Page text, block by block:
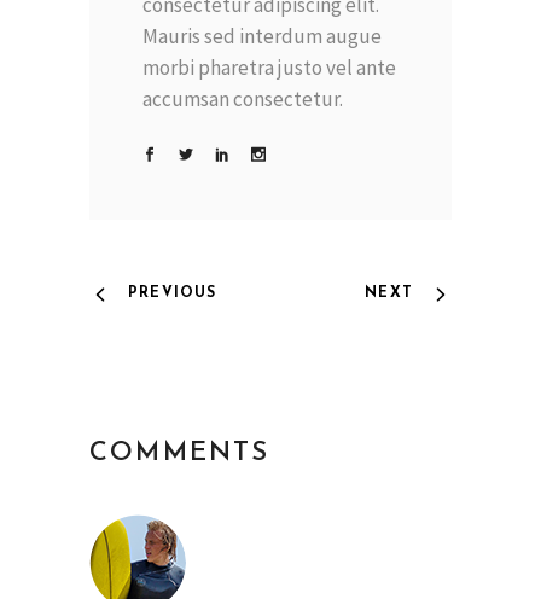
Mauris sed interdum augue
morbi pharetra justo vel ante
accumsan consectetur.
PREVIOUS NEXT
COMMENTS